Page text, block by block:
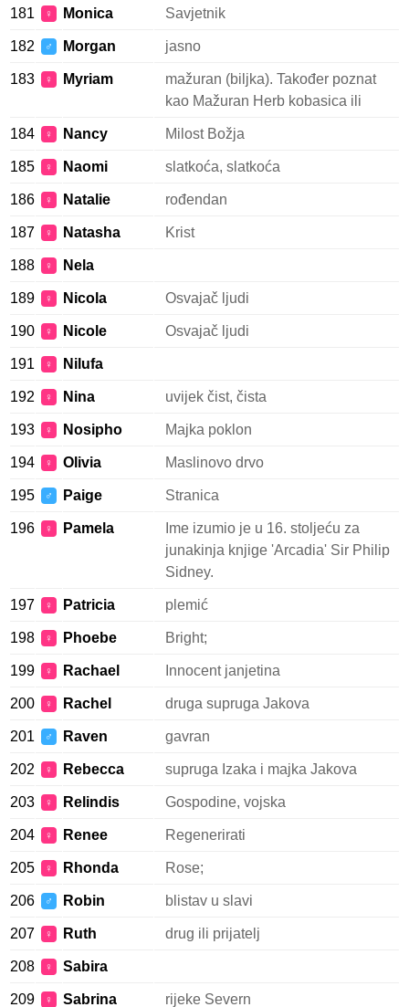
181 ♀ Monica Savjetnik
182 ♂ Morgan jasno
183 ♀ Myriam
mažuran (biljka). Također poznat
kao Mažuran Herb kobasica ili
184 ♀ Nancy Milost Božja
185 ♀ Naomi slatkoća, slatkoća
186 ♀ Natalie rođendan
187 ♀ Natasha Krist
188 ♀ Nela
189 ♀ Nicola Osvajač ljudi
190 ♀ Nicole Osvajač ljudi
191 ♀ Nilufa
192 ♀ Nina uvijek čist, čista
193 ♀ Nosipho Majka poklon
194 ♀ Olivia Maslinovo drvo
195 ♂ Paige Stranica
196 ♀ Pamela
Ime izumio je u 16. stoljeću za
junakinja knjige 'Arcadia' Sir Philip
Sidney.
197 ♀ Patricia plemić
198 ♀ Phoebe Bright;
199 ♀ Rachael Innocent janjetina
200 ♀ Rachel druga supruga Jakova
201 ♂ Raven gavran
202 ♀ Rebecca supruga Izaka i majka Jakova
203 ♀ Relindis Gospodine, vojska
204 ♀ Renee Regenerirati
205 ♀ Rhonda Rose;
206 ♂ Robin blistav u slavi
207 ♀ Ruth drug ili prijatelj
208 ♀ Sabira
209 ♀ Sabrina rijeke Severn